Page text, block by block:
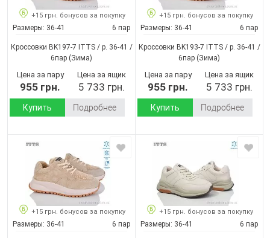
+15 грн. бонусов за покупку
Размеры: 36-41 6 пар
Кроссовки BK197-7 ITTS / p. 36-41 /
6пар (Зима)
Цена за пару
955 грн.
Цена за ящик
5 733 грн.
Купить Подробнее
+15 грн. бонусов за покупку
Размеры: 36-41 6 пар
Кроссовки BK193-7 ITTS / p. 36-41 /
6пар (Зима)
Цена за пару
955 грн.
Цена за ящик
5 733 грн.
Купить Подробнее
+15 грн. бонусов за покупку
Размеры: 36-41 6 пар
+15 грн. бонусов за покупку
Размеры: 36-41 6 пар